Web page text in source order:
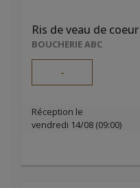
Ris de veau de coeur
BOUCHERIE ABC
-
Réception le
vendredi 14/08 (09:00)